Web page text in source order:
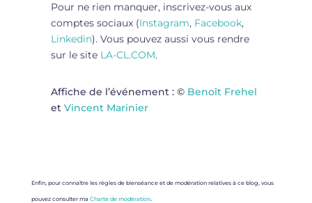
Pour ne rien manquer, inscrivez-vous aux
comptes sociaux (Instagram, Facebook,
Linkedin). Vous pouvez aussi vous rendre
sur le site LA-CL.COM.
Affiche de l’événement : © Benoît Frehel
et Vincent Marinier
Enfin, pour connaître les règles de bienséance et de modération relatives à ce blog, vous
pouvez consulter ma Charte de modération.